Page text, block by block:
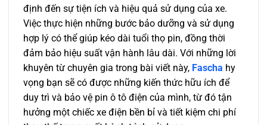
định đến sự tiện ích và hiệu quả sử dụng của xe.
Việc thực hiện những bước bảo dưỡng và sử dụng
hợp lý có thể giúp kéo dài tuổi thọ pin, đồng thời
đảm bảo hiệu suất vận hành lâu dài. Với những lời
khuyên từ chuyên gia trong bài viết này, Fascha hy
vọng bạn sẽ có được những kiến thức hữu ích để
duy trì và bảo vệ pin ô tô điện của mình, từ đó tận
hưởng một chiếc xe điện bền bỉ và tiết kiệm chi phí